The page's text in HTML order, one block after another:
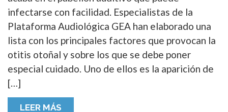
infectarse con facilidad. Especialistas de la
Plataforma Audiológica GEA han elaborado una
lista con los principales factores que provocan la
otitis otoñal y sobre los que se debe poner
especial cuidado. Uno de ellos es la aparición de
[…]
LEER MÁS